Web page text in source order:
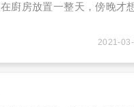
廚房放置一整天，傍晚才
2021-